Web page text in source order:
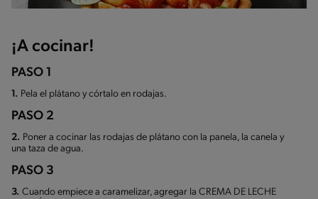
¡A cocinar!
PASO 1
1. Pela el plátano y córtalo en rodajas.
PASO 2
2. Poner a cocinar las rodajas de plátano con la panela, la canela y
una taza de agua.
PASO 3
3. Cuando empiece a caramelizar, agregar la CREMA DE LECHE